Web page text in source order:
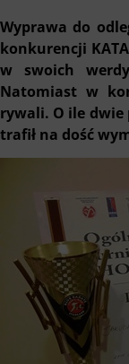
Wyprawa do
konkurencji
w swoich
Natomiast w
rywali. O ile dwie
trafił na dość